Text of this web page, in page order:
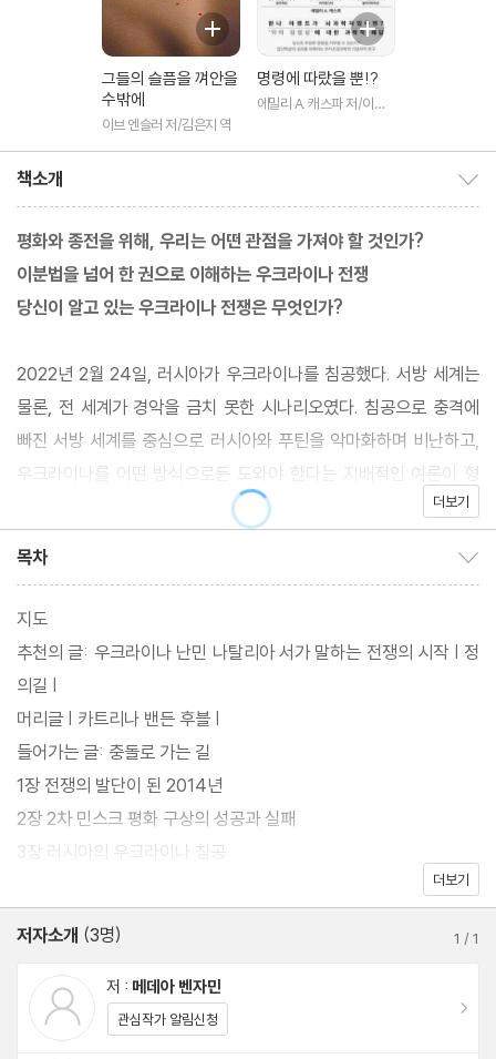
그들의 슬픔을 껴안을
수밖에
이브 엔슬러 저/김은지 역
명령에 따랐을 뿐!?
에밀리 A. 캐스파 저/이성
책소개
평화와 종전을 위해, 우리는 어떤 관점을 가져야 할 것인가?
이분법을 넘어 한 권으로 이해하는 우크라이나 전쟁
당신이 알고 있는 우크라이나 전쟁은 무엇인가?
2022년 2월 24일, 러시아가 우크라이나를 침공했다. 서방 세계는
물론, 전 세계가 경악을 금치 못한 시나리오였다. 침공으로 충격에
빠진 서방 세계를 중심으로 러시아와 푸틴을 악마화하며 비난하고,
우크라이나를 어떤 방식으로든 도와야 한다는 지배적인 여론이 형
성되었다. 우크라이나의 결사적 항전이 연이어 보도되고, 우크라이
웅화, 러시아혐오 분위기가 순식간에 만들어졌다. 미국과 나토의 '도
발'로 인해 러시아의 침공이 시작되었다는 관점은 친푸틴적 관점으
로 매장되곤 했다. 이 사태에 대한 일목요연하고 깊이 있는 이해가
부족한 상황은 침공 직후 국내외 진보 진영 역시 마찬가지였고, 이런
상황으로 인해 평화와 종전을 위한 입장과 관점은 무엇이어야 하는
지, 어떻게 대응해야 하는지 혼란과 어려움이 초래되었다.
1년 6개월이 지나 이제 이 전쟁은 교착 상태로 향하고 있다. 그렇다
면 우크라이나 침공 후 1년 반이 지난 지금, 우크라이나 전쟁에 대한
우리의 이해는 얼마나 더 깊어졌을까? 지금 우리가 이해하고 있는
우크라이나 전쟁이란 어떤 것일까? 평화와 종전을 위한 관점은 어
떤 것일까?
침공 직후 지배적이었던 관점, 그러니까 일방적으로 우크라이나를
침공한 러시아와 러시아의 지도자인 푸틴은 악이고, 우크라이나는
더보기
목차
지도
추천의 글: 우크라이나 난민 나탈리아 서가 말하는 전쟁의 시작 | 정
의길 |
머리글 | 카트리나 밴든 후블 |
들어가는 글: 충돌로 가는 길
1장 전쟁의 발단이 된 2014년
2장 2차 민스크 평화 구상의 성공과 실패
3장 러시아의 우크라이나 침공
6장 서방의 러시아 제재와 그 결과
7장 핵무기 카드를 만지작거리며
결론 이 전쟁은 어떻게 끝날 것인가?
더보기
저자소개 (3명) 1 /1
저 : 메데아 벤자민
관심작가 알림신청